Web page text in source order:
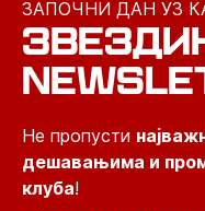
ЗАПОЧНИ ДАН УЗ
Не пропусти
дешавањима и
клуба!